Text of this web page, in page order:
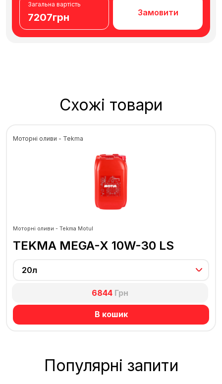
Загальна вартість
7207грн Замовити
Схожі товари
Моторні оливи - Tekma
Моторні оливи - Tekma Motul
TEKMA MEGA-X 10W-30 LS
20л
6844Грн
В кошик
Популярні запити